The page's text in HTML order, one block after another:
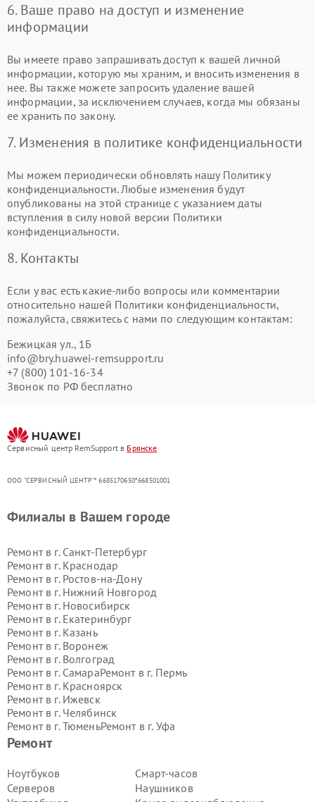
6. Ваше право на доступ и изменение
информации
Вы имеете право запрашивать доступ к вашей личной
информации, которую мы храним, и вносить изменения в
нее. Вы также можете запросить удаление вашей
информации, за исключением случаев, когда мы обязаны
ее хранить по закону.
7. Изменения в политике конфиденциальности
Мы можем периодически обновлять нашу Политику
конфиденциальности. Любые изменения будут
опубликованы на этой странице с указанием даты
вступления в силу новой версии Политики
конфиденциальности.
8. Контакты
Если у вас есть какие-либо вопросы или комментарии
относительно нашей Политики конфиденциальности,
пожалуйста, свяжитесь с нами по следующим контактам:
Бежицкая ул., 1Б
info@bry.huawei-remsupport.ru
+7 (800) 101-16-34
Звонок по РФ бесплатно
Сервисный центр RemSupport в Брянске
ООО "СЕРВИСНЫЙ ЦЕНТР"* 6685170650*668501001
Ремонт
Ноутбуков
Серверов
Смарт-часов
Наушников
Филиалы в Вашем городе
Ремонт в г. Санкт-Петербург
Ремонт в г. Краснодар
Ремонт в г. Ростов-на-Дону
Ремонт в г. Нижний Новгород
Ремонт в г. Новосибирск
Ремонт в г. Екатеринбург
Ремонт в г. Казань
Ремонт в г. Воронеж
Ремонт в г. Волгоград
Ремонт в г. СамараРемонт в г. Пермь
Ремонт в г. Красноярск
Ремонт в г. Ижевск
Ремонт в г. Челябинск
Ремонт в г.ТюменьРемонт в г. Уфа
Ремонт в г.
Ремонт в г.
Ремонт в г.
Ремонт в г.